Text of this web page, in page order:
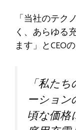
「当社のテク
く、あらゆる
ます」とCEO
「私た
ーショ
頃な価格